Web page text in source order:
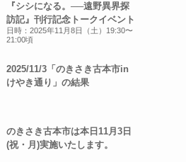
『シシになる。──遠野異界探
訪記』刊行記念トークイベント
日時：2025年11月8日（土）19:30〜
21:00頃
2025/11/3「のきさき古本市in
けやき通り」の結果
のきさき古本市は本日11月3日
(祝・月)実施いたします。